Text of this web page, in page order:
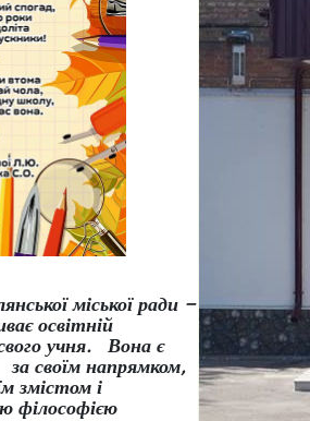
міської ради –
освітній
учня.
Вона є
за своїм напрямком,
змістом і
філософією